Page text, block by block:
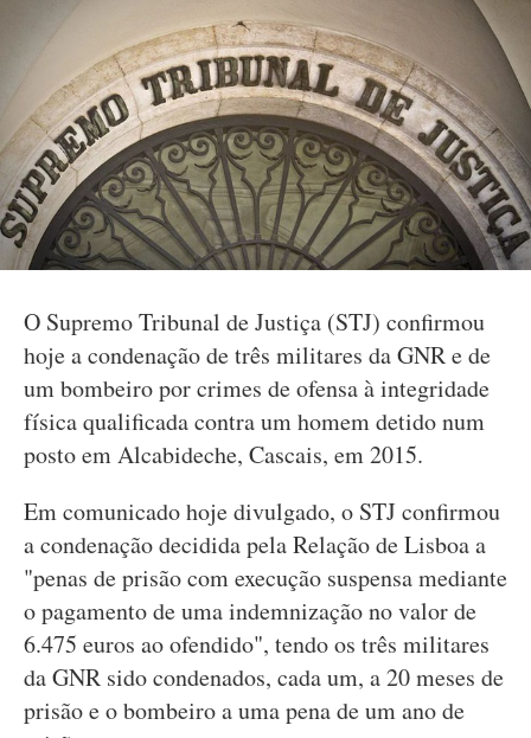
O Supremo Tribunal de Justiça (STJ) confirmou
hoje a condenação de três militares da GNR e de
um bombeiro por crimes de ofensa à integridade
física qualificada contra um homem detido num
posto em Alcabideche, Cascais, em 2015.
Em comunicado hoje divulgado, o STJ confirmou
a condenação decidida pela Relação de Lisboa a
"penas de prisão com execução suspensa mediante
o pagamento de uma indemnização no valor de
6.475 euros ao ofendido", tendo os três militares
da GNR sido condenados, cada um, a 20 meses de
prisão e o bombeiro a uma pena de um ano de